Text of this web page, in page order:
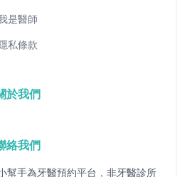
是醫師
隱私條款
於我們
絡我們
幫手為牙醫預約平台，非牙醫診所